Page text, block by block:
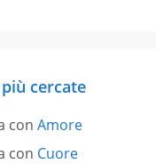
cercate
con Amore
con Cuore